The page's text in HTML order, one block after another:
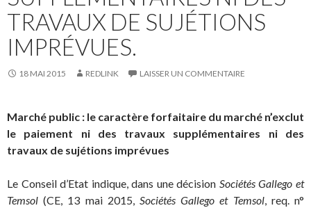
TRAVAUX DE SUJÉTIONS
IMPRÉVUES.
18 MAI 2015 REDLINK LAISSER UN COMMENTAIRE
Marché public : le caractère forfaitaire du marché n’exclut
le paiement ni des travaux supplémentaires ni des
travaux de sujétions imprévues
Le Conseil d’Etat indique, dans une décision Sociétés Gallego et
Temsol (CE, 13 mai 2015, Sociétés Gallego et Temsol, req. n°